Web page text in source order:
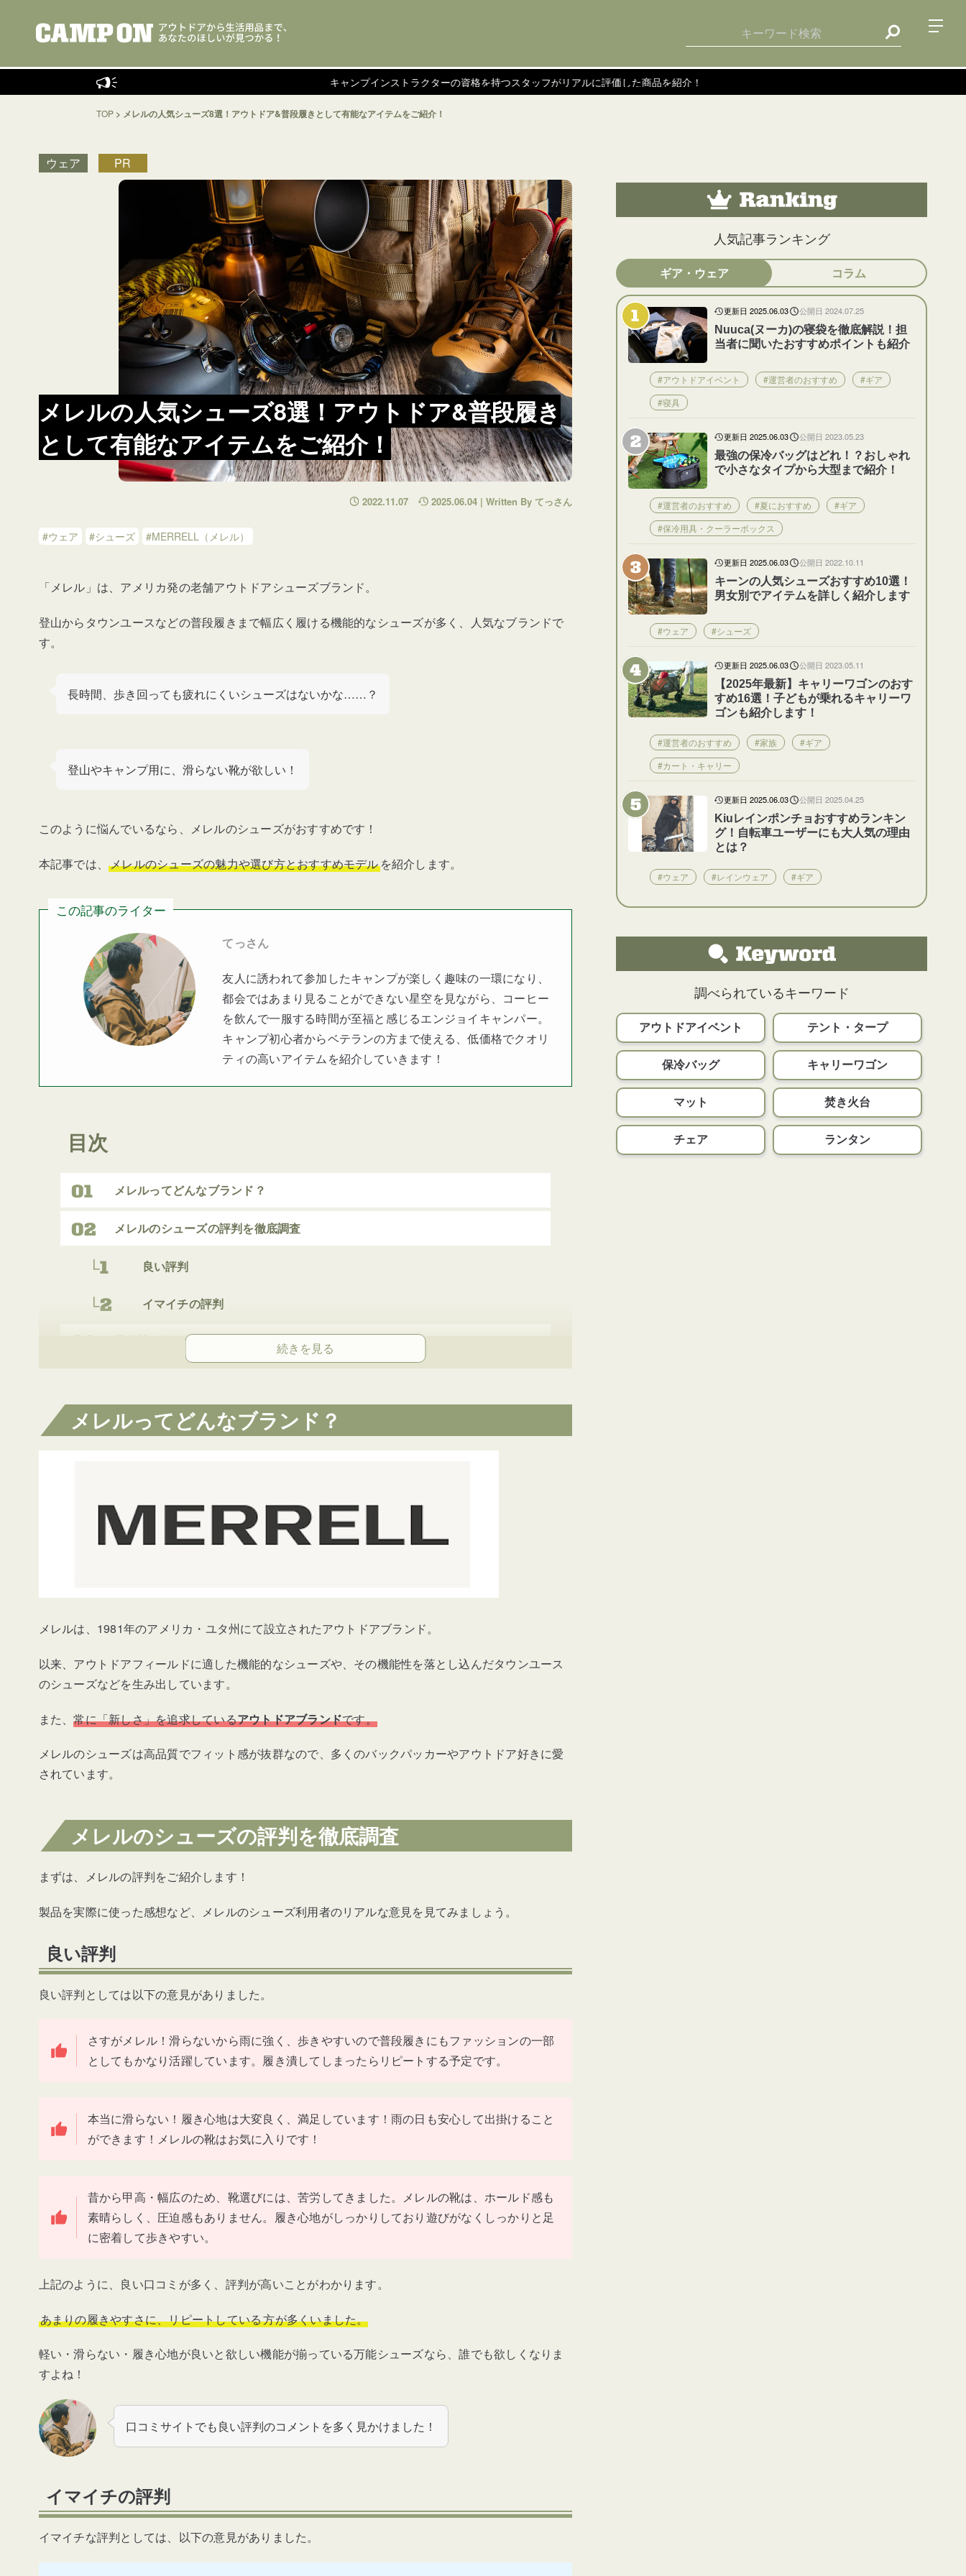
キャンプインストラクターの資格を持つスタッフがリアルに評価した商品を紹介！
TOP > メレルの人気シューズ8選！アウトドア&普段履きとして有能なアイテムをご紹介！
ウェア PR
メレルの人気シューズ8選！アウトドア&普段履き
として有能なアイテムをご紹介！
2022.11.07 2025.06.04 | Written By てっさん
#ウェア #シューズ #MERRELL（メレル）
「メレル」は、アメリカ発の老舗アウトドアシューズブランド。
登山からタウンユースなどの普段履きまで幅広く履ける機能的なシューズが多く、人気なブランドで
す。
長時間、歩き回っても疲れにくいシューズはないかな……？
登山やキャンプ用に、滑らない靴が欲しい！
このように悩んでいるなら、メレルのシューズがおすすめです！
本記事では、メレルのシューズの魅力や選び方とおすすめモデルを紹介します。
この記事のライター
てっさん
友人に誘われて参加したキャンプが楽しく趣味の一環になり、
都会ではあまり見ることができない星空を見ながら、コーヒー
を飲んで一服する時間が至福と感じるエンジョイキャンパー。
キャンプ初心者からベテランの方まで使える、低価格でクオリ
ティの高いアイテムを紹介していきます！
目次
メレルってどんなブランド？
メレルのシューズの評判を徹底調査
良い評判
イマイチの評判
機能性や汎用性抜群！メレルの魅力を解説！
素材で選ぶ
登山靴からデイリーシューズまで、目的で選ぶ
メレルのアウトドア向け人気シューズ4選
ノバ 3 サーモ ミッド ウォータープルーフ
メレルの普段履き向け人気シューズ4選
ラプト
ジャングル モック レザー2
おすすめのメレルのシューズまとめ
メレルってどんなブランド？
メレルは、1981年のアメリカ・ユタ州にて設立されたアウトドアブランド。
以来、アウトドアフィールドに適した機能的なシューズや、その機能性を落とし込んだタウンユース
のシューズなどを生み出しています。
また、常に「新しさ」を追求しているアウトドアブランドです。
メレルのシューズは高品質でフィット感が抜群なので、 多くのバックパッカーやアウトドア好きに愛
されています。
メレルのシューズの評判を徹底調査
まずは、メレルの評判をご紹介します！
製品を実際に使った感想など、メレルのシューズ利用者のリアルな意見を見てみましょう。
良い評判
良い評判としては以下の意見がありました。
さすがメレル！滑らないから雨に強く、歩きやすいので普段履きにもファッションの一部
としてもかなり活躍しています。履き潰してしまったらリピートする予定です。
本当に滑らない！履き心地は大変良く、満足しています！雨の日も安心して出掛けること
ができます！メレルの靴はお気に入りです！
昔から甲高・幅広のため、靴選びには、苦労してきました。メレルの靴は、ホールド感も
素晴らしく、圧迫感もありません。履き心地がしっかりしており遊びがなくしっかりと足
に密着して歩きやすい。
上記のように、良い口コミが多く、評判が高いことがわかります。
あまりの履きやすさに、リピートしている方が多くいました。
軽い・滑らない・履き心地が良いと欲しい機能が揃っている万能シューズなら、誰でも欲しくなりま
すよね！
口コミサイトでも良い評判のコメントを多く見かけました！
イマイチの評判
イマイチな評判としては、以下の意見がありました。
人気記事ランキング
ギア・ウェア コラム
更新日 2025.06.03 公開日 2024.07.25
Nuuca(ヌーカ)の寝袋を徹底解説！担
当者に聞いたおすすめポイントも紹介
#アウトドアイベント #運営者のおすすめ
#ギア
#寝具
更新日 2025.06.03 公開日 2023.05.23
最強の保冷バッグはどれ！？おしゃれ
で小さなタイプから大型まで紹介！
#運営者のおすすめ #夏におすすめ
#ギア
#保冷用具・クーラーボックス
更新日 2025.06.03 公開日 2022.10.11
キーンの人気シューズおすすめ10選！
男女別でアイテムを詳しく紹介します
#ウェア #シューズ
更新日 2025.06.03 公開日 2023.05.11
【2025年最新】キャリーワゴンのおす
すめ16選！子どもが乗れるキャリーワ
ゴンも紹介します！
#運営者のおすすめ #家族
#ギア
#カート・キャリー
更新日 2025.06.03 公開日 2025.04.25
Kiuレインポンチョおすすめランキン
グ！自転車ユーザーにも大人気の理由
とは？
#ウェア #レインウェア #ギア
調べられているキーワード
アウトドアイベント テント・タープ
保冷バッグ キャリーワゴン
マット 焚き火台
チェア ランタン